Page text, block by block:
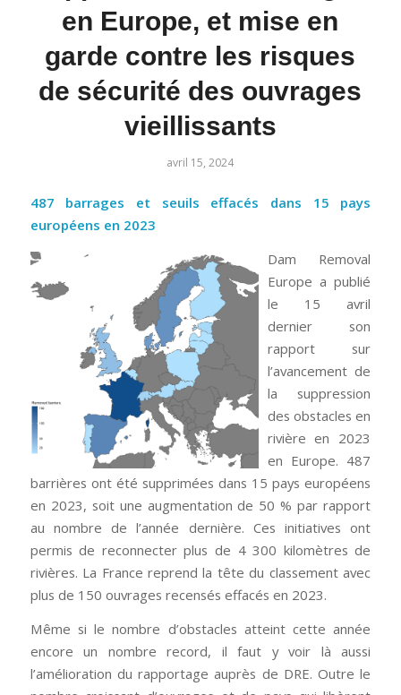
en Europe, et mise en
garde contre les risques
de sécurité des ouvrages
vieillissants
avril 15, 2024
487 barrages et seuils effacés dans 15 pays
européens en 2023
Dam Removal
Europe a publié
le 15 avril
dernier son
rapport sur
l’avancement de
la suppression
des obstacles en
rivière en 2023
en Europe. 487
barrières ont été supprimées dans 15 pays européens
en 2023, soit une augmentation de 50 % par rapport
au nombre de l’année dernière. Ces initiatives ont
permis de reconnecter plus de 4 300 kilomètres de
rivières. La France reprend la tête du classement avec
plus de 150 ouvrages recensés effacés en 2023.
Même si le nombre d’obstacles atteint cette année
encore un nombre record, il faut y voir là aussi
l’amélioration du rapportage auprès de DRE. Outre le